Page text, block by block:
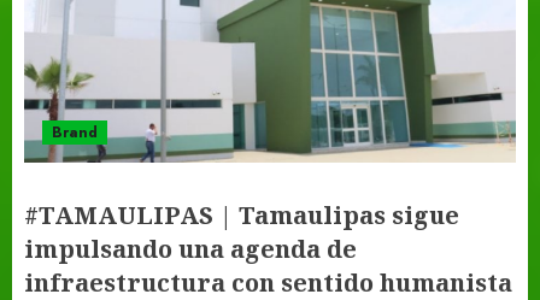
Brand
#TAMAULIPAS | Tamaulipas sigue
impulsando una agenda de
infraestructura con sentido humanista